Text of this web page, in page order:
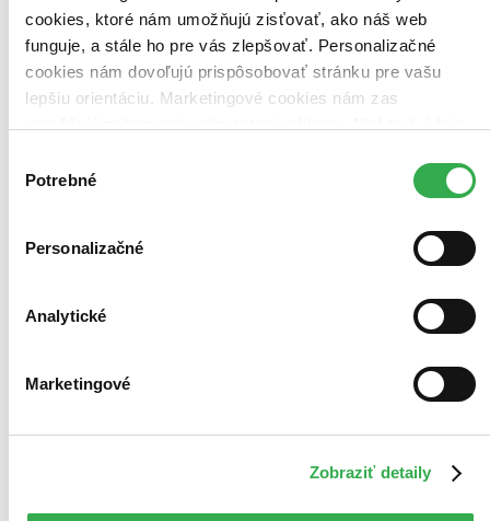
cookies, ktoré nám umožňujú zisťovať, ako náš web
funguje, a stále ho pre vás zlepšovať. Personalizačné
cookies nám dovoľujú prispôsobovať stránku pre vašu
lepšiu orientáciu. Marketingové cookies nám zas
keby sme mohli používať všetky tieto cookies. Ďakujeme!
súhlasu
Potrebné
Personalizačné
Analytické
Marketingové
Zobraziť detaily
Tento film máme síce aktuálne na sklade, máme však už iba
posledné kusy. Ak ho chcete mať rýchlo, ponáhľajte sa!
Dodanie ďalších môže trvať dlhšie, zvyčajne do šiestich dní.
Pridať do zoznamu
Vložiť do košíka